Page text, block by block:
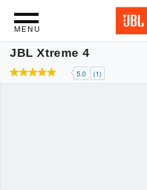
MENU
JBL Xtreme 4
5.0 (1)